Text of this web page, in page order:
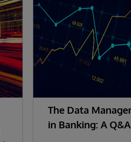
The Data
in Banking: A Q&A